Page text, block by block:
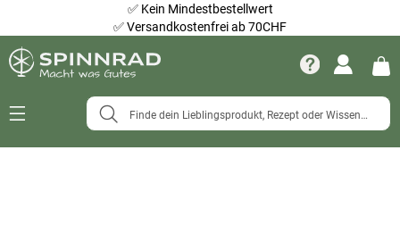
✅ Kein Mindestbestellwert
✅Versandkostenfrei ab 70CHF
Navigation